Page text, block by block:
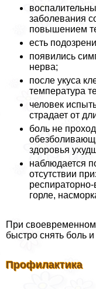
заболевания
повышением
есть
появились
нерва;
после укуса
температура
человек
страдает от
боль не
здоровья
наблюдается
отсутствии
горле,
При
быстро снять боль
Профилактика